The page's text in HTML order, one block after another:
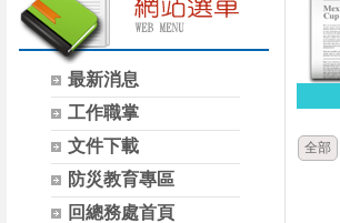
最新消息
工作職掌
文件下載
防災教育專區
回總務處首頁
全部